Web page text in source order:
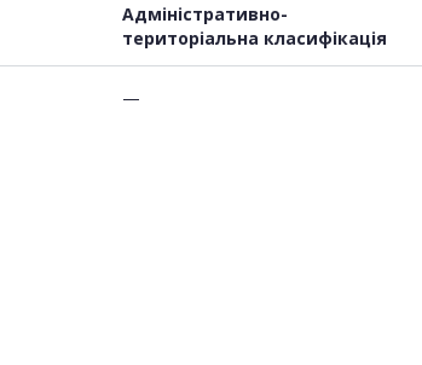
Адміністративно-
територіальна класифікація
—